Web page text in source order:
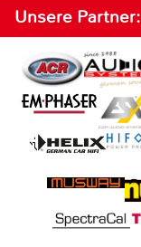
Unsere Partner: